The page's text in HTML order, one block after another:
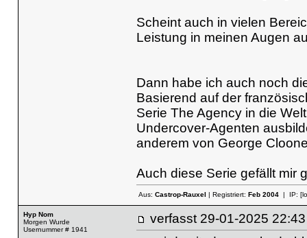
Scheint auch in vielen
Leistung in meinen Augen
Dann habe ich auch noch
Basierend auf der
Serie The Agency in die
Undercover-Agenten
anderem von George
Auch diese Serie gefällt mir
Aus: Castrop-Rauxel | Registriert: Feb 2004| IP:
Hyp Nom
Morgen Wurde
Usernummer # 1941
verfasst 29-01-2025